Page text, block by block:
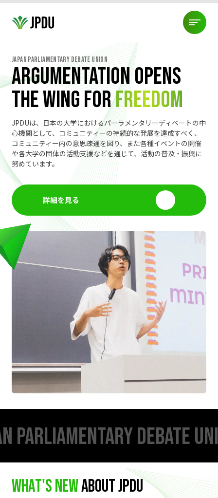
ABOUT US
ABOUT US
JPDU加盟団体役員紹介代表挨拶JPDU規約
プライバシーポリシー
TOURNAMENT
TOURNAMENT
JPDU大会について過去大会結果エクイティポリシー大会規約
PDMLについて
ABOUT DEBATE
ABOUT DEBATE
ディベートとは?! 3つの競技スタイル
コーチ派遣制度
NEWS
NEWS
大会情報練習会・セミナー情報
Japan Parliamentary Debate Union
argumentation opens
the wing forfreedom
JPDUは、日本の大学におけるパーラメンタリーディベートの中
心機関として、コミュニティーの持続的な発展を達成すべく、
コミュニティー内の意思疎通を図り、また各種イベントの開催
や各大学の団体の活動支援などを通じて、活動の普及・振興に
努めています。
詳細を見る
PARLIAMENTARY DEBATE
What'snewaboutJPDU